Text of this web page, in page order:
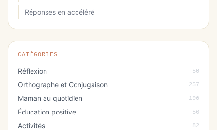
Réponses en accéléré
CATÉGORIES
Réflexion 50
Orthographe et Conjugaison 257
Maman au quotidien 190
Éducation positive 56
Activités 82